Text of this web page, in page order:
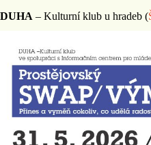
DUHA – Kulturní klub u hradeb (